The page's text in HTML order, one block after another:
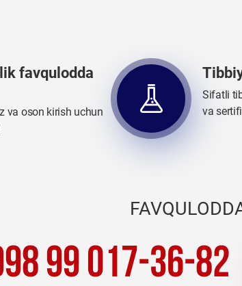
favqulodda
va oson kirish uchun
Sifatli
va
99 017-36-82